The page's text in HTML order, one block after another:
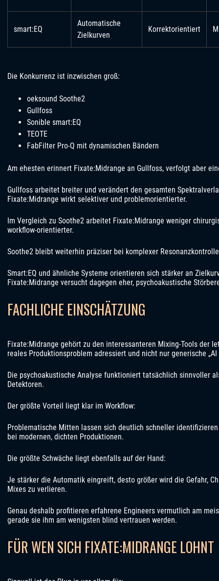
smart:EQ
Automatische
Zielkurven
Korrektorientiert
Die Konkurrenz ist inzwischen groß:
oeksound Soothe2
Gullfoss
Sonible smart:EQ
TEOTE
FabFilter Pro-Q mit dynamischen Bändern
Am ehesten erinnert Fixate:Midrange an Gullfoss, verfolgt aber
Gullfoss arbeitet breiter und verändert den gesamten
Fixate:Midrange wirkt selektiver und problemorientierter.
Im Vergleich zu Soothe2 arbeitet Fixate:Midrange weniger
workflow-orientierter.
Soothe2 bleibt weiterhin präziser bei komplexer
Smart:EQ und ähnliche Systeme orientieren sich stärker an
Fixate:Midrange versucht dagegen eher, psychoakustische
FACHLICHE EINSCHÄTZUNG
Fixate:Midrange gehört zu den interessanteren Mixing-Tools der
reales Produktionsproblem adressiert und nicht nur generische
Die psychoakustische Analyse funktioniert tatsächlich sinnvoller
Detektoren.
Der größte Vorteil liegt klar im Workflow:
Problematische Mitten lassen sich deutlich schneller
bei modernen, dichten Produktionen.
Die größte Schwäche liegt ebenfalls auf der Hand:
Je stärker die Automatik eingreift, desto größer wird die Gefahr,
Mixes zu verlieren.
Genau deshalb profitieren erfahrene Engineers vermutlich am
gerade sie ihm am wenigsten blind vertrauen werden.
FÜR WEN SICH FIXATE:MIDRANGE LOHNT